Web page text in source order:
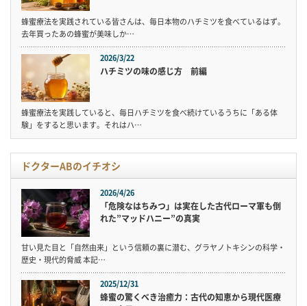
蜂蜜療法を実践されている皆さんは、毎日本物のハチミツを食べているはず。
去年買ったあの蜂蜜が美味しか…
2026/3/22
ハチミツの味の感じ方 前編
蜂蜜療法を実践していると、毎日ハチミツを食べ続けているうちに「ある体
験」をすると思います。それはハ…
ドクターABのイチオシ
2026/4/26
「危険なはちみつ」は実在した古代ローマ軍も倒
れた”マッドハニー”の真実
甘い見た目と「自然由来」という信頼の裏に潜む、グラヤノトキシンの科学・
歴史・現代的脅威 本記…
2025/12/31
蜂蜜の驚くべき治癒力：古代の知恵から現代医療